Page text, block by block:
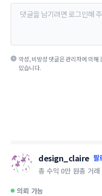
악성, 비방성 댓글은 관리자에 의해
있습니다.
design_claire 팔
총 수익 0만 원총 거래
의뢰 가능